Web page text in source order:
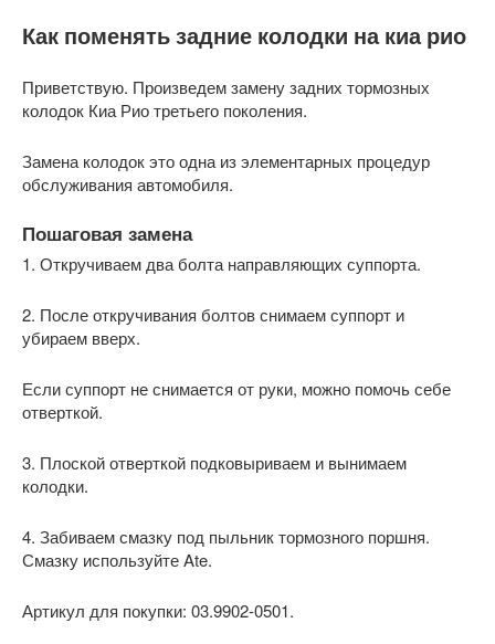
Как поменять задние колодки на киа рио
Приветствую. Произведем замену задних тормозных
колодок Киа Рио третьего поколения.
Замена колодок это одна из элементарных процедур
обслуживания автомобиля.
Пошаговая замена
1. Откручиваем два болта направляющих суппорта.
2. После откручивания болтов снимаем суппорт и
убираем вверх.
Если суппорт не снимается от руки, можно помочь себе
отверткой.
3. Плоской отверткой подковыриваем и вынимаем
колодки.
4. Забиваем смазку под пыльник тормозного поршня.
Смазку используйте Ate.
Артикул для покупки: 03.9902-0501.